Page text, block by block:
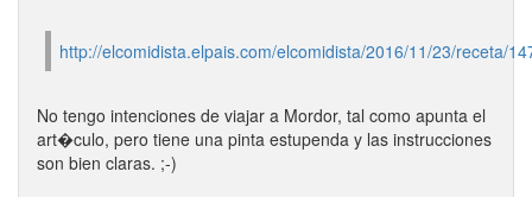
http://elcomidista.elpais.com/elcomidista/2016/11/23/receta/
No tengo intenciones de viajar a Mordor, tal como apunta el
art�culo, pero tiene una pinta estupenda y las instrucciones
son bien claras. ;-)